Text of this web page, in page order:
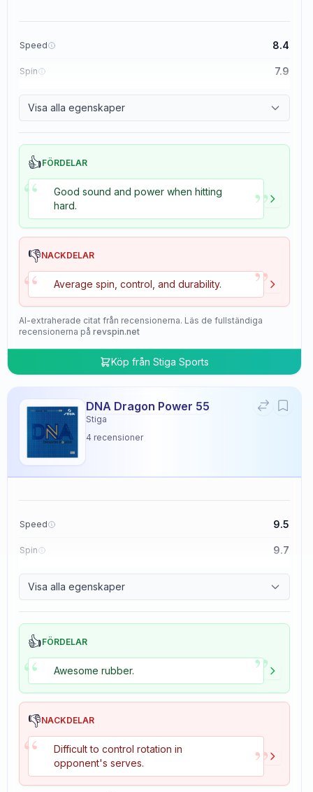
Speed 8.4
Spin 7.9
Visa alla egenskaper
👍FÖRDELAR
“
Good sound and power when hitting
hard.
”
👎NACKDELAR
“ Average spin, control, and durability. ”
AI-extraherade citat från recensionerna. Läs de fullständiga
recensionerna på revspin.net
Köp från Stiga Sports
DNA Dragon Power 55
Stiga
4 recensioner
Speed 9.5
Spin 9.7
Visa alla egenskaper
👍FÖRDELAR
“ Awesome rubber. ”
👎NACKDELAR
“
Difficult to control rotation in
opponent's serves.
”